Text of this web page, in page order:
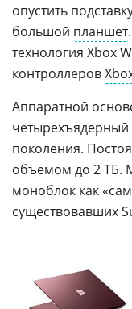
опустить
большой планшет
технология Xbox
контроллеров
Аппаратной
четырехъядерный
поколения.
объемом до 2 ТБ.
моноблок как
существовавших